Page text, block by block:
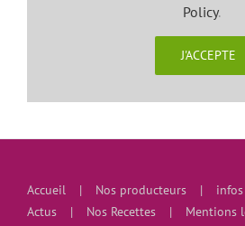
Policy.
J'ACCEPTE
Accueil Nos producteurs
Actus
Nos Recettes
Mentions